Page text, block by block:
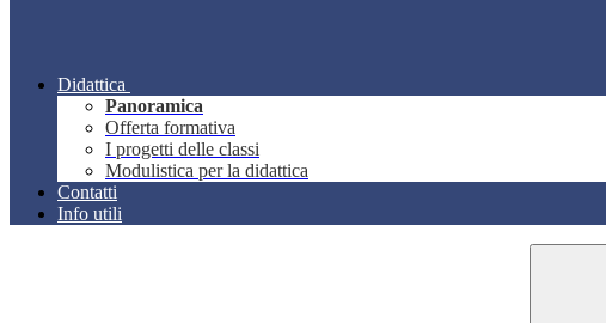
Didattica
Panoramica
Offerta formativa
I progetti delle classi
Modulistica per la didattica
Contatti
Info utili